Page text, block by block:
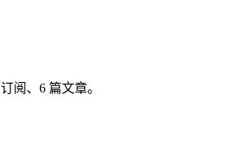
订阅、 6 篇文章。